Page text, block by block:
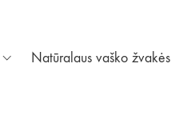
Natūralaus vaško žvakės